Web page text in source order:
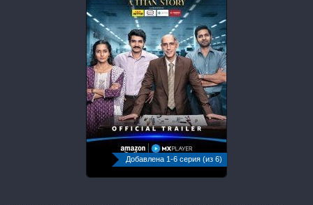
Добавлена 1-6 серия (из 6)